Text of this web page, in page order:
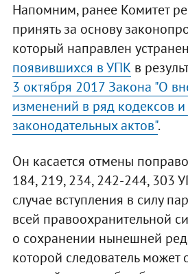
Напомним, ранее Комитет
принять за основу
который направлен
появившихся в УПКв
3 октября 2017 Закона "О
изменений в ряд кодексов и
законодательных актов".
Он касается отмены
184, 219, 234, 242-244, 303
случае вступления в силу
всей правоохранительной
о сохранении нынешней
которой следователь может